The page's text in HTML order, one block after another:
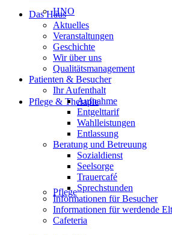
HNO
Pflege & Therapie
Pflege
Das Haus
Aktuelles
Veranstaltungen
Geschichte
Wir über uns
Qualitätsmanagement
Patienten & Besucher
Ihr Aufenthalt
Aufnahme
Entgelttarif
Wahlleistungen
Entlassung
Beratung und Betreuung
Sozialdienst
Seelsorge
Trauercafé
Sprechstunden
Informationen für Besucher
Informationen für werdende
Cafeteria